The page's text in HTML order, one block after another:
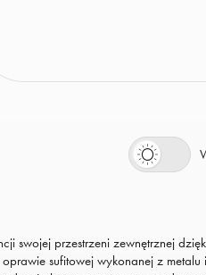
Włącz dzień
swojej przestrzeni zewnętrznej
sufitowej wykonanej z metalu